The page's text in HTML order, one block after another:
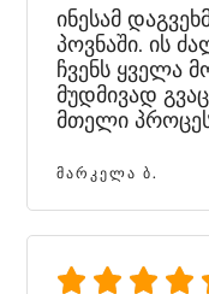
ინესამ
პოვნაში. ის
ჩვენს ყველა
მუდმივად
მთელი
ᲛᲐᲠᲙᲔᲚᲐ Ბ.